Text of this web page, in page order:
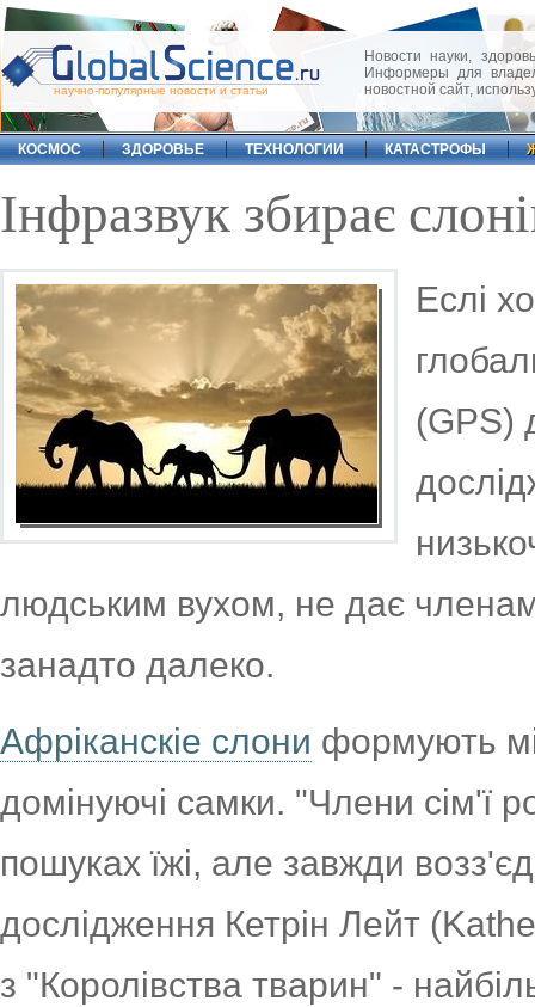
научно-популярные новости и статьи
Новости науки,
Информеры для
новостной сайт,
КОСМОС ЗДОРОВЬЕ ТЕХНОЛОГИИ КАТАСТРОФЫ
Інфразвук збирає
Еслі
(GPS)
людським вухом, не дає членам
занадто далеко.
Афріканскіе слони формують
домінуючі самки. "Члени сім'ї
пошуках їжі, але завжди
дослідження Кетрін Лейт
з "Королівства тварин" -